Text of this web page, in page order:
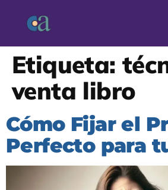
Etiqueta:
venta libro
Cómo Fijar el
Perfecto para